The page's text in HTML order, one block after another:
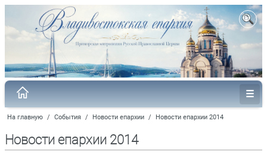
На главную / События / Новости епархии / Новости епархии 2014
Новости епархии 2014